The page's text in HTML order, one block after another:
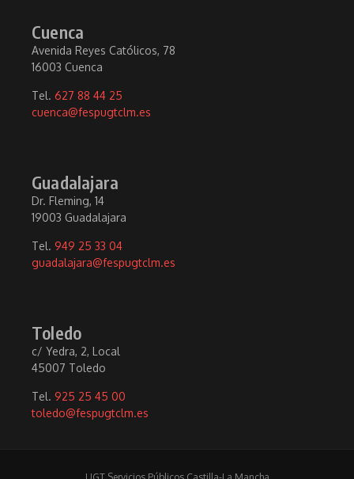
Cuenca
Avenida Reyes Católicos, 78
16003 Cuenca
Tel. 627 88 44 25
cuenca@fespugtclm.es
Guadalajara
Dr. Fleming, 14
19003 Guadalajara
Tel. 949 25 33 04
guadalajara@fespugtclm.es
Toledo
c/ Yedra, 2, Local
45007 Toledo
Tel. 925 25 45 00
toledo@fespugtclm.es